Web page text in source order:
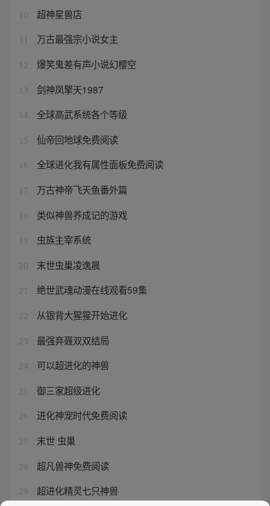
10 超神星兽店
万古最强宗小说女主
12 爆笑鬼差有声小说幻樱空
13 剑神凤擎天1987
14 全球高武系统各个等级
15 仙帝回地球免费阅读
16 全球进化我有属性面板免费阅读
17 万古神帝飞天鱼番外篇
18 类似神兽养成记的游戏
19 虫族主宰系统
20 末世虫巢凌逸晨
21 绝世武魂动漫在线观看59集
22 从银背大猩猩开始进化
23 最强弃聂双双结局
24 可以超进化的神兽
25 御三家超级进化
26 进化神宠时代免费阅读
27 末世 虫巢
28 超凡兽神免费阅读
29 超进化精灵七只神兽